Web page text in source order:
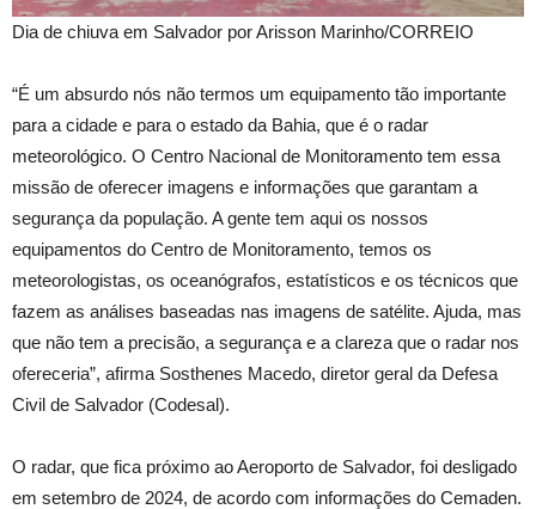
Dia de chiuva em Salvador por Arisson Marinho/CORREIO
“É um absurdo nós não termos um equipamento tão importante
para a cidade e para o estado da Bahia, que é o radar
meteorológico. O Centro Nacional de Monitoramento tem essa
missão de oferecer imagens e informações que garantam a
segurança da população. A gente tem aqui os nossos
equipamentos do Centro de Monitoramento, temos os
meteorologistas, os oceanógrafos, estatísticos e os técnicos que
fazem as análises baseadas nas imagens de satélite. Ajuda, mas
que não tem a precisão, a segurança e a clareza que o radar nos
ofereceria”, afirma Sosthenes Macedo, diretor geral da Defesa
Civil de Salvador (Codesal).
O radar, que fica próximo ao Aeroporto de Salvador, foi desligado
em setembro de 2024, de acordo com informações do Cemaden.